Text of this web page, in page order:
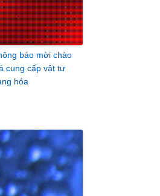
báo mời chào
cung cấp vật tư
hóa